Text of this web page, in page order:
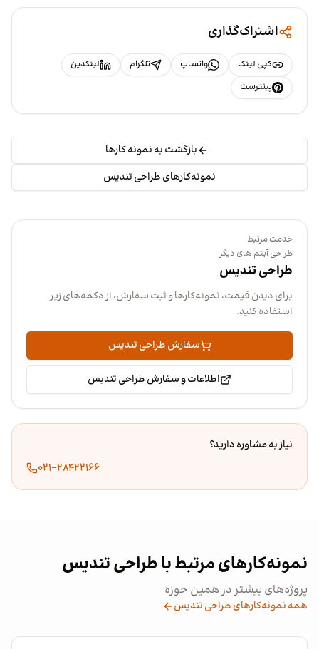
اشتراک‌گذاری
کپی لینک واتساپ تلگرام
لینکدین
پینترست
بازگشت به نمونه کارها
نمونه‌کارهای طراحی تندیس
خدمت مرتبط
طراحی آیتم های دیگر
طراحی تندیس
برای دیدن قیمت، نمونه‌کارها و ثبت سفارش، از دکمه‌های زیر
استفاده کنید.
سفارش طراحی تندیس
اطلاعات و سفارش طراحی تندیس
نیاز به مشاوره دارید؟
۰۲۱-۲۸۴۲۲۱۶۶
نمونه‌کارهای مرتبط با طراحی تندیس
پروژه‌های بیشتر در همین حوزه
همه نمونه‌کارهای طراحی تندیس